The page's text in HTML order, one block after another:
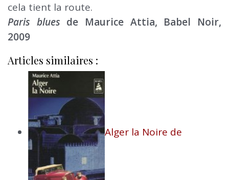
cela tient la route.
Paris blues de Maurice Attia, Babel Noir,
2009
Articles similaires :
Alger la Noire de